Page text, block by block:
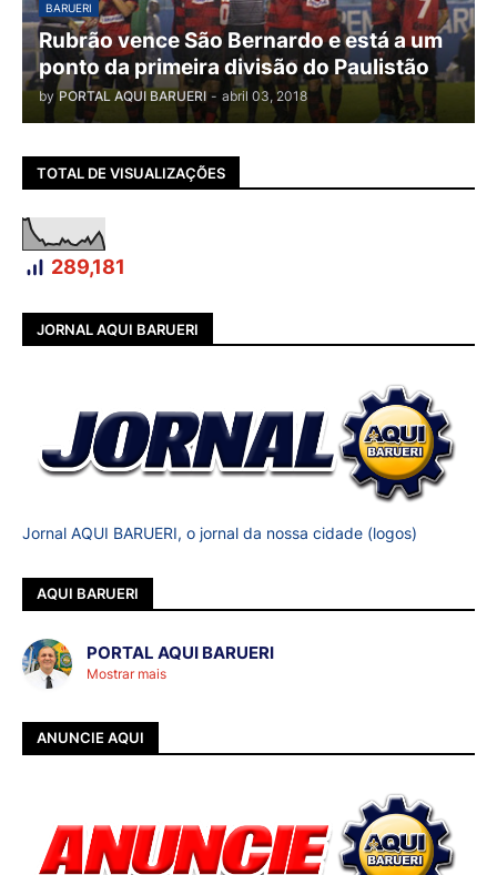
BARUERI
Rubrão vence São Bernardo e está a um
ponto da primeira divisão do Paulistão
by PORTAL AQUI BARUERI - abril 03, 2018
TOTAL DE VISUALIZAÇÕES
289,181
JORNAL AQUI BARUERI
Jornal AQUI BARUERI, o jornal da nossa cidade (logos)
AQUI BARUERI
PORTAL AQUI BARUERI
Mostrar mais
ANUNCIE AQUI